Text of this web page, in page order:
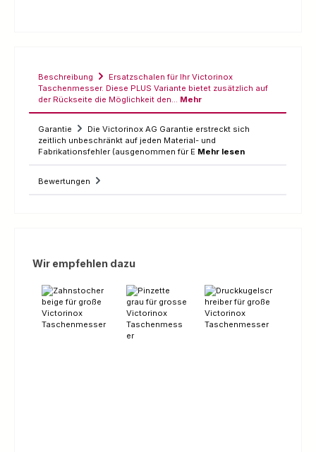
Beschreibung
Ersatzschalen für Ihr Victorinox
Taschenmesser. Diese PLUS Variante bietet zusätzlich auf
der Rückseite die Möglichkeit den… Mehr
Garantie
Die Victorinox AG Garantie erstreckt sich
zeitlich unbeschränkt auf jeden Material- und
Fabrikationsfehler (ausgenommen für E Mehr lesen
Bewertungen
Produktgalerie überspringen
Wir empfehlen dazu